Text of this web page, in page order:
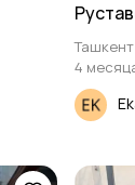
Ташкент
4